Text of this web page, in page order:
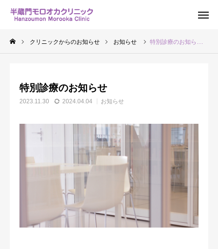
クリニックからのお知らせ お知らせ 特別診療のお知らせ
特別診療のお知らせ
2023.11.30 2024.04.04 お知らせ
問い合わせ アクセス
スタッフ紹介
セラピードッグ